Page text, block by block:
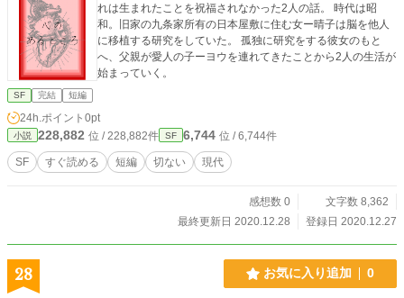
れは生まれたことを祝福されなかった2人の話。 時代は昭
和。旧家の九条家所有の日本屋敷に住む女ー晴子は脳を他人
に移植する研究をしていた。 孤独に研究をする彼女のもと
へ、父親が愛人の子ーヨウを連れてきたことから2人の生活が
始まっていく。
SF 完結 短編
24h.ポイント 0pt
小説 228,882 位 / 228,882件 SF 6,744 位 / 6,744件
SF すぐ読める 短編 切ない 現代
感想数 0
文字数 8,362
最終更新日 2020.12.28
登録日 2020.12.27
28 お気に入り追加 0